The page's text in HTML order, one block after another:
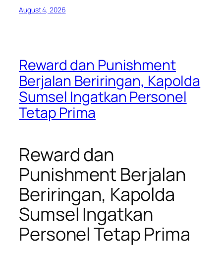
August 4, 2026
Reward dan Punishment
Berjalan Beriringan, Kapolda
Sumsel Ingatkan Personel
Tetap Prima
Reward dan
Punishment Berjalan
Beriringan, Kapolda
Sumsel Ingatkan
Personel Tetap Prima